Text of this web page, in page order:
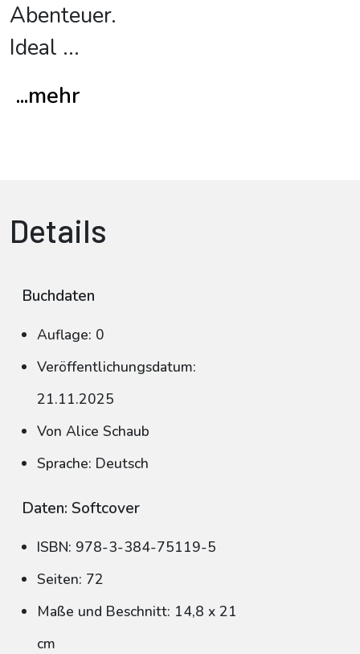
Abenteuer.
Ideal ...
...mehr
Details
Buchdaten
Auflage: 0
Veröffentlichungsdatum:
21.11.2025
Von Alice Schaub
Sprache: Deutsch
Daten: Softcover
ISBN: 978-3-384-75119-5
Seiten: 72
Maße und Beschnitt: 14,8 x 21
cm